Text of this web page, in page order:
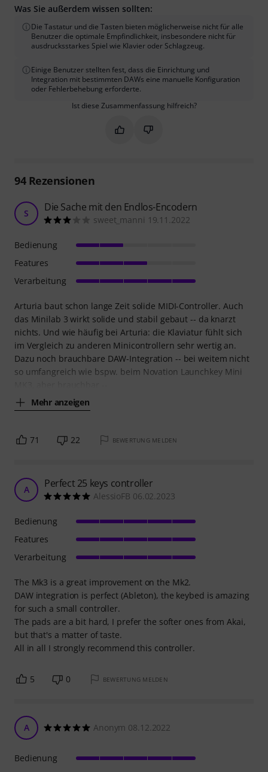
Was Sie außerdem wissen sollten:
Die Tastatur und die Tasten bieten möglicherweise nicht für alle
Benutzer die optimale Empfindlichkeit, insbesondere nicht für
ausdrucksstarkes Spiel wie Klavier oder Schlagzeug.
Einige Benutzer stellten fest, dass die Einrichtung und
Integration mit bestimmten DAWs eine manuelle Konfiguration
oder Fehlerbehebung erforderte.
Ist diese Zusammenfassung hilfreich?
Markieren Sie diese
Markieren Sie diese
94Rezensionen
S Die Sache mit den Endlos-Encodern
sweet_manni 19.11.2022
Arturia baut schon lange Zeit solide MIDI-Controller. Auch
das Minilab 3 wirkt solide und stabil gebaut -- da knarzt
nichts. Und wie häufig bei Arturia: die Klaviatur fühlt sich
im Vergleich zu anderen Minicontrollern sehr wertig an.
Dazu noch brauchbare DAW-Integration -- bei weitem nicht
so umfangreich wie bspw. beim Novation Launchkey Mini
Mehr anzeigen
Bedienung
Features
Verarbeitung
71 22 BEWERTUNG MELDEN
A Perfect 25 keys controller
AlessioFB 06.02.2023
The Mk3 is a great improvement on the Mk2.
DAW integration is perfect (Ableton), the keybed is amazing
for such a small controller.
The pads are a bit hard, I prefer the softer ones from Akai,
but that's a matter of taste.
All in all I strongly recommend this controller.
Bedienung
Features
Verarbeitung
5 0 BEWERTUNG MELDEN
A Anonym 08.12.2022
Bedienung